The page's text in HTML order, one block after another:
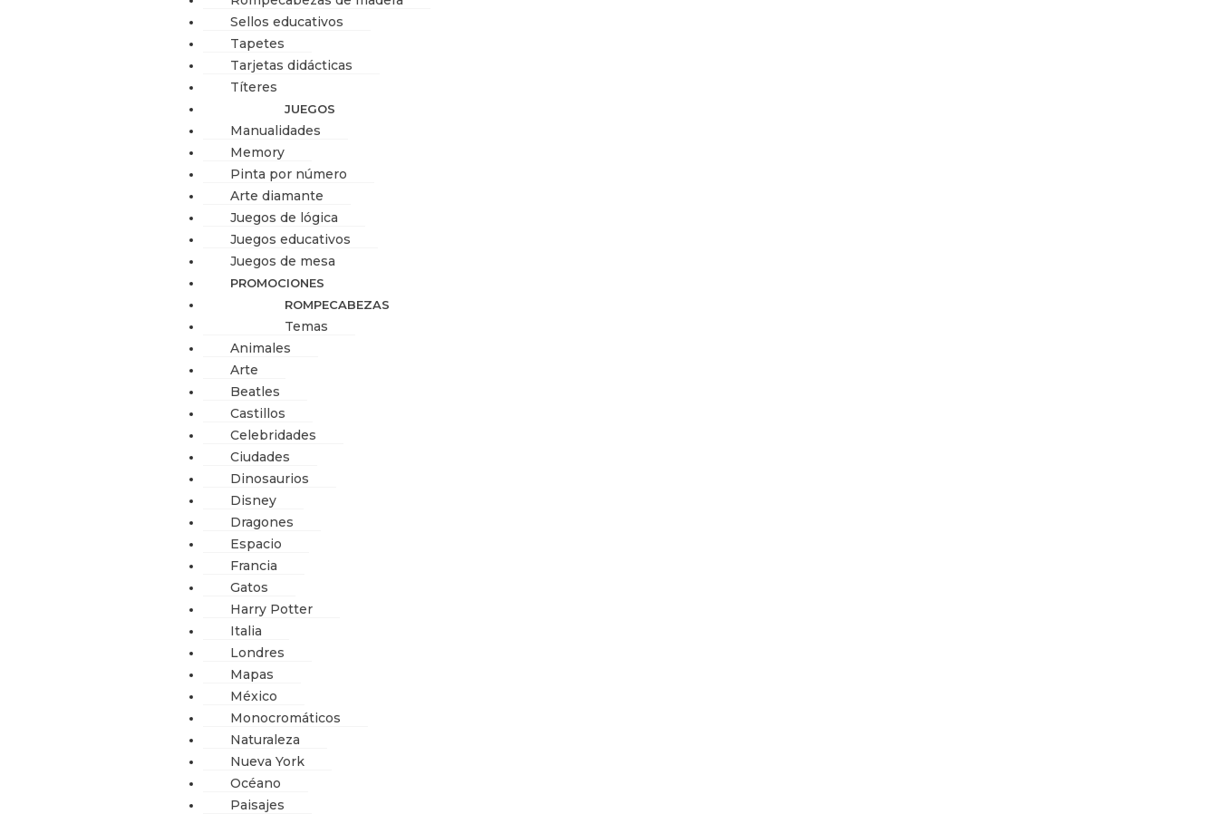
Sellos educativos
Tapetes
Tarjetas didácticas
Títeres
JUEGOS
Manualidades
Memory
Pinta por número
Arte diamante
Juegos de lógica
Juegos educativos
Juegos de mesa
PROMOCIONES
ROMPECABEZAS
Temas
Animales
Arte
Beatles
Castillos
Celebridades
Ciudades
Dinosaurios
Disney
Dragones
Espacio
Francia
Gatos
Harry Potter
Italia
Londres
Mapas
México
Monocromáticos
Naturaleza
Nueva York
Océano
Paisajes